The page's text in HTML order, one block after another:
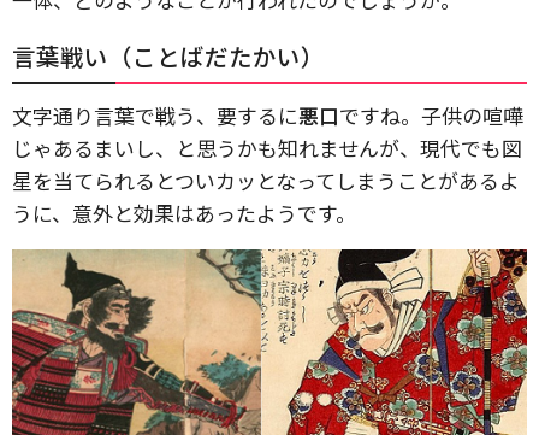
言葉戦い（ことばだたかい）
文字通り言葉で戦う、要するに悪口ですね。子供の喧嘩
じゃあるまいし、と思うかも知れませんが、現代でも図
星を当てられるとついカッとなってしまうことがあるよ
うに、意外と効果はあったようです。